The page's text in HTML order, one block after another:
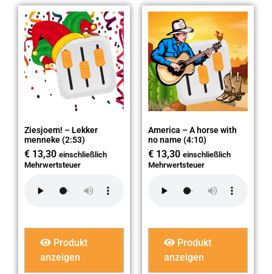
Ziesjoem! – Lekker
menneke (2:53)
€ 13,30 einschließlich
Mehrwertsteuer
Produkt
anzeigen
America – A horse with
no name (4:10)
€ 13,30 einschließlich
Mehrwertsteuer
Produkt
anzeigen